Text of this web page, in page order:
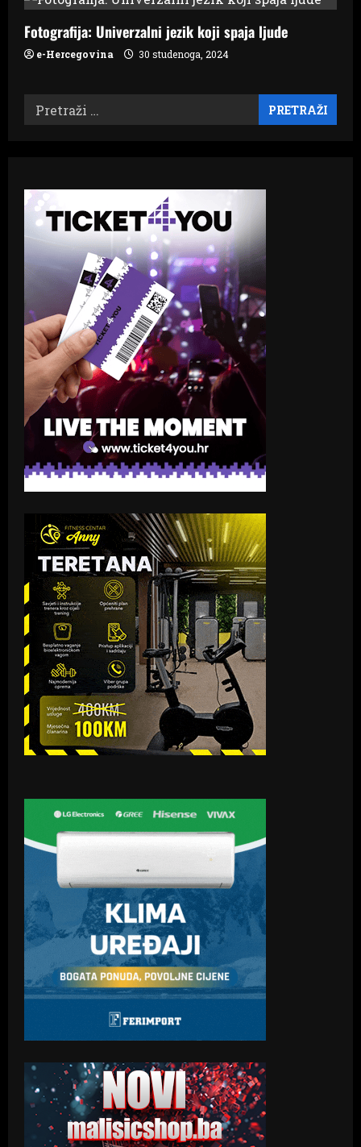
Fotografija: Univerzalni jezik koji spaja ljude
e-Hercegovina 30 studenoga, 2024
Pretraži: